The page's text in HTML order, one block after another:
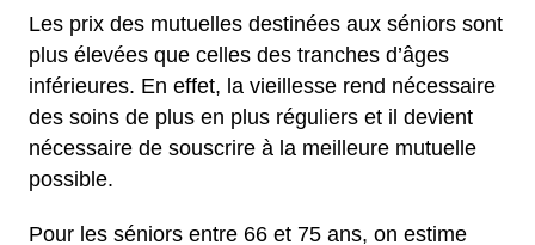
Les prix des mutuelles destinées aux séniors sont
plus élevées que celles des tranches d’âges
inférieures. En effet, la vieillesse rend nécessaire
des soins de plus en plus réguliers et il devient
nécessaire de souscrire à la meilleure mutuelle
possible.
Pour les séniors entre 66 et 75 ans, on estime